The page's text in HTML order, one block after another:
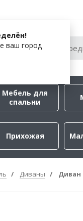
ваш город
Мебель для
спальни
Прихожая
Диваны Диван